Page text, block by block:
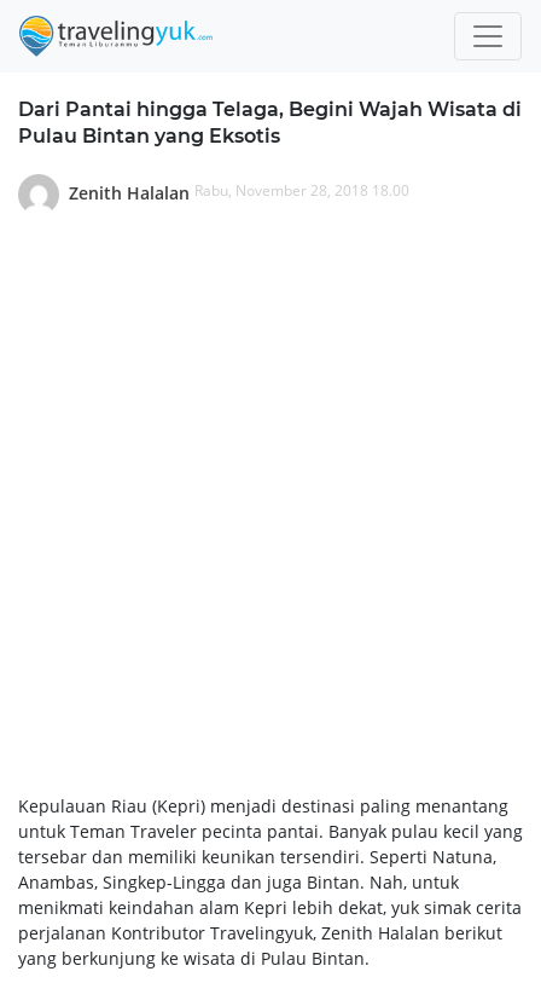
Dari Pantai hingga Telaga, Begini Wajah Wisata di
Pulau Bintan yang Eksotis
Zenith Halalan Rabu, November 28, 2018 18.00
Kepulauan Riau (Kepri) menjadi destinasi paling menantang
untuk Teman Traveler pecinta pantai. Banyak pulau kecil yang
tersebar dan memiliki keunikan tersendiri. Seperti Natuna,
Anambas, Singkep-Lingga dan juga Bintan. Nah, untuk
menikmati keindahan alam Kepri lebih dekat, yuk simak cerita
perjalanan Kontributor Travelingyuk, Zenith Halalan berikut
yang berkunjung ke wisata di Pulau Bintan.